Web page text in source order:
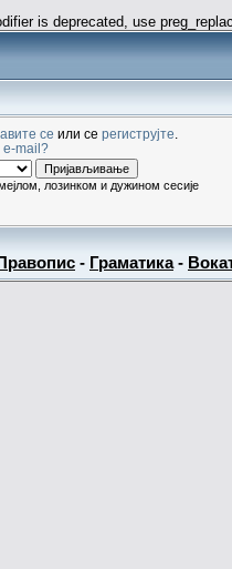
is deprecated, use
се или се региструјте
e-mail?
лозинком и дужином сесије
Правопис - Граматика-